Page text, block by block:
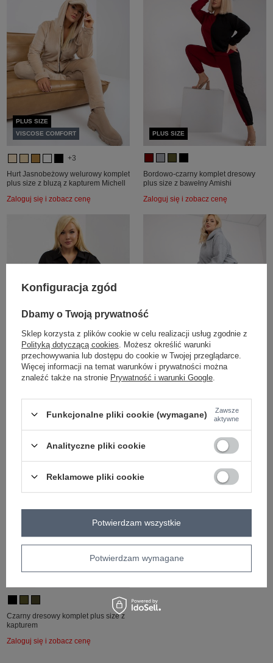
PLUS SIZE
VISCOSE COMFORT
+3
Hurt Jasnobeżowy welurowy komplet
plus size z bluzą z kapturem Michell
Zaloguj się i zobacz cenę
PLUS SIZE
Bordowo-czarny komplet dresowy
plus size z bawełny Amishi
Zaloguj się i zobacz cenę
PLUS SIZE
Zaloguj się i zobacz cenę
PLUS SIZE
Zaloguj się i zobacz cenę
Czarny dresowy komplet plus size z
kapturem
Zaloguj się i zobacz cenę
Konfiguracja zgód
Dbamy o Twoją prywatność
Sklep korzysta z plików cookie w celu realizacji usług zgodnie z
Polityką dotyczącą cookies . Możesz określić warunki
przechowywania lub dostępu do cookie w Twojej przeglądarce.
Więcej informacji na temat warunków i prywatności można
znaleźć także na stronie Prywatność i warunki Google
Funkcjonalne pliki cookie (wymagane)
Zawsze
aktywne
Analityczne pliki cookie
Reklamowe pliki cookie
Potwierdzam wymagane
Potwierdzam wszystkie